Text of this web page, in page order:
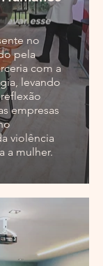
no
pela
com a
levando
empresas
violência
a mulher.